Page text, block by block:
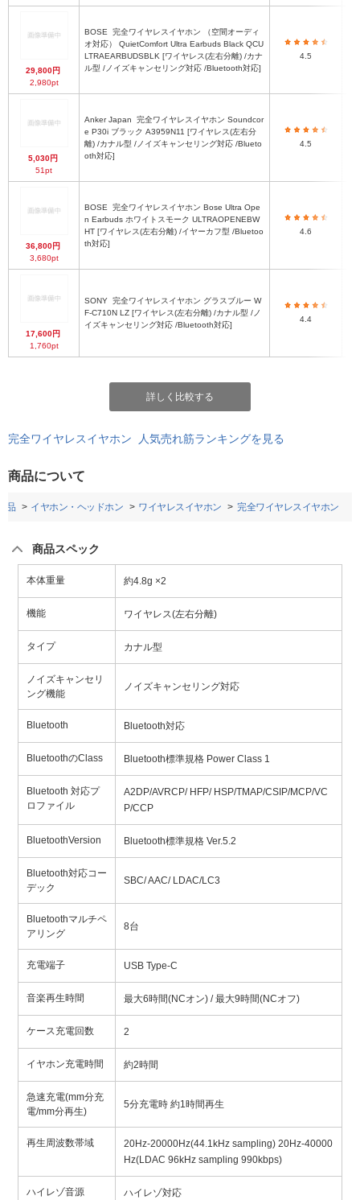
29,800円
2,980pt
BOSE
オ対応） QuietComfort Ultra Earbuds Black QCU
LTRAEARBUDSBLK [ワイヤレス(左右分離) /カナ
ル型 /ノイズキャンセリング対応 /Bluetooth対応]
4.5
5,030円
51pt
Anker Japan
e P30i ブラック A3959N11 [ワイヤレス(左右分
離) /カナル型 /ノイズキャンセリング対応 /Blueto
oth対応]
4.5
36,800円
3,680pt
BOSE
n Earbuds ホワイトスモーク ULTRAOPENEBW
HT [ワイヤレス(左右分離) /イヤーカフ型 /Bluetoo
th対応]
4.6
17,600円
1,760pt
SONY
F-C710N LZ [ワイヤレス(左右分離) /カナル型 /ノ
イズキャンセリング対応 /Bluetooth対応]
4.4
詳しく比較する
完全ワイヤレスイヤホン 人気売れ筋ランキングを見る
商品について
品 イヤホン・ヘッドホン ワイヤレスイヤホン 完全ワイヤレスイヤホン
商品スペック
本体重量 約4.8g ×2
機能 ワイヤレス(左右分離)
タイプ カナル型
ノイズキャンセリ
ング機能
ノイズキャンセリング対応
Bluetooth Bluetooth対応
BluetoothのClass Bluetooth標準規格 Power Class 1
Bluetooth 対応プ
ロファイル
A2DP/AVRCP/ HFP/ HSP/TMAP/CSIP/MCP/VC
P/CCP
BluetoothVersion Bluetooth標準規格 Ver.5.2
Bluetooth対応コー
デック
SBC/ AAC/ LDAC/LC3
Bluetoothマルチペ
アリング
8台
充電端子 USB Type-C
音楽再生時間 最大6時間(NCオン) / 最大9時間(NCオフ)
ケース充電回数 2
イヤホン充電時間 約2時間
急速充電(mm分充
電/mm分再生)
5分充電時 約1時間再生
再生周波数帯域
20Hz-20000Hz(44.1kHz sampling) 20Hz-40000
Hz(LDAC 96kHz sampling 990kbps)
ハイレゾ音源 ハイレゾ対応